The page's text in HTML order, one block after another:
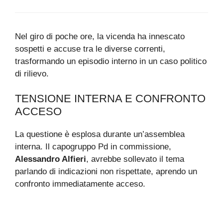
Nel giro di poche ore, la vicenda ha innescato
sospetti e accuse tra le diverse correnti,
trasformando un episodio interno in un caso politico
di rilievo.
TENSIONE INTERNA E CONFRONTO
ACCESO
La questione è esplosa durante un’assemblea
interna. Il capogruppo Pd in commissione,
Alessandro Alfieri, avrebbe sollevato il tema
parlando di indicazioni non rispettate, aprendo un
confronto immediatamente acceso.